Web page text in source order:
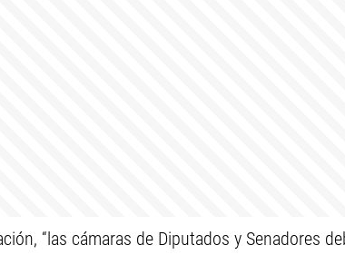
“las cámaras de Diputados y Senadores